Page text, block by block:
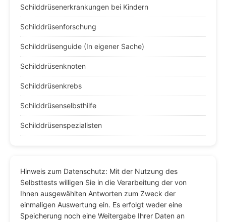
Schilddrüsenerkrankungen bei Kindern
Schilddrüsenforschung
Schilddrüsenguide (In eigener Sache)
Schilddrüsenknoten
Schilddrüsenkrebs
Schilddrüsenselbsthilfe
Schilddrüsenspezialisten
Hinweis zum Datenschutz: Mit der Nutzung des
Selbsttests willigen Sie in die Verarbeitung der von
Ihnen ausgewählten Antworten zum Zweck der
einmaligen Auswertung ein. Es erfolgt weder eine
Speicherung noch eine Weitergabe Ihrer Daten an